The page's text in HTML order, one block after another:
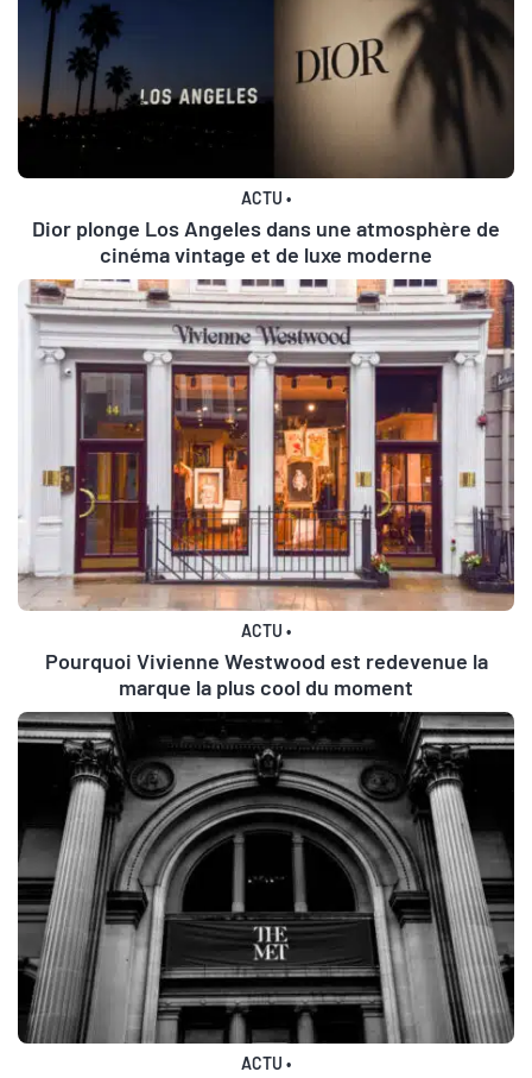
ACTU •
Dior plonge Los Angeles dans une atmosphère de
cinéma vintage et de luxe moderne
ACTU •
Pourquoi Vivienne Westwood est redevenue la
marque la plus cool du moment
ACTU •